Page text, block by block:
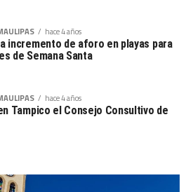
hace 4 años
incremento de aforo en playas para
de Semana Santa
hace 4 años
Tampico el Consejo Consultivo de